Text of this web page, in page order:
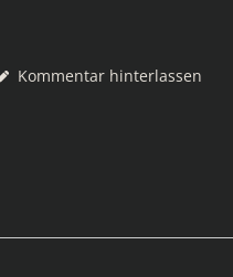
Kommentar hinterlassen